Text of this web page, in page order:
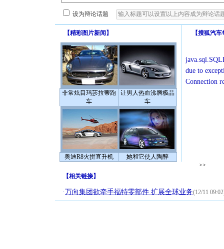
设为辩论话题
【精彩图片新闻 】
非常炫目玛莎拉蒂跑
车
让男人热血沸腾极品
车
奥迪R8火拼直升机 她和它使人陶醉
【搜狐汽车
due to
Connection
>>
【相关链接】
·万向集团欲牵手福特零部件 扩展全球业务(12/11